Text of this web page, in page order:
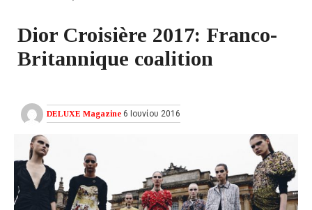
Dior Croisière 2017: Franco-
Britannique coalition
DELUXE Magazine 6 Ιουνίου 2016